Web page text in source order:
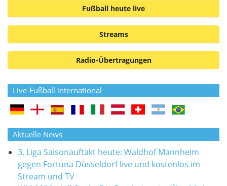
Fußball heute live
Streams
Radio-Übertragungen
Live-Fußball international
Aktuelle News
3. Liga Saisonauftakt heute: Waldhof Mannheim
gegen Fortuna Düsseldorf live und kostenlos im
Stream und TV